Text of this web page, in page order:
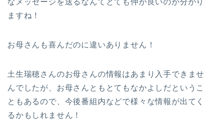
なメッセージを送るなんてとても仲が良いのが分かり
ますね！
お母さんも喜んだのに違いありません！
土生瑞穂さんのお母さんの情報はあまり入手できませ
んでしたが、お母さんともとてもなかよしだというこ
ともあるので、今後番組内などで様々な情報が出てく
るかもしれません！